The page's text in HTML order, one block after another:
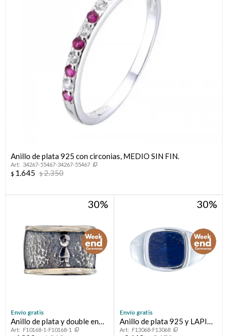
Anillo de plata 925 con circonias, MEDIO SIN FIN.
34267-55467-34267-55467
$ 1.645 $2.350
30
Envío gratis
Anillo de plata y double en
oro 18 ltes.LINEA KIDS;
F10168-1-F10168-1
30
Envío gratis
Anillo de plata 925 y LAPIZ
LAZULIF13068-F13068